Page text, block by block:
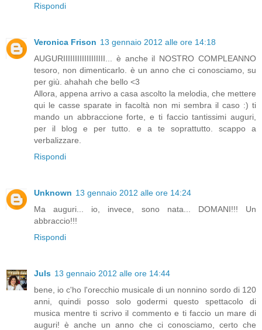
Rispondi
Veronica Frison 13 gennaio 2012 alle ore 14:18
AUGURIIIIIIIIIIIIIIIIII... è anche il NOSTRO COMPLEANNO
tesoro, non dimenticarlo. è un anno che ci conosciamo, su
per giù. ahahah che bello <3
Allora, appena arrivo a casa ascolto la melodia, che mettere
qui le casse sparate in facoltà non mi sembra il caso :) ti
mando un abbraccione forte, e ti faccio tantissimi auguri,
per il blog e per tutto. e a te soprattutto. scappo a
verbalizzare.
Rispondi
Unknown 13 gennaio 2012 alle ore 14:24
Ma auguri... io, invece, sono nata... DOMANI!!! Un
abbraccio!!!
Rispondi
Juls 13 gennaio 2012 alle ore 14:44
bene, io c'ho l'orecchio musicale di un nonnino sordo di 120
anni, quindi posso solo godermi questo spettacolo di
musica mentre ti scrivo il commento e ti faccio un mare di
auguri! è anche un anno che ci conosciamo, certo che